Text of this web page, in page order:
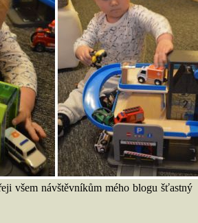
všem návštěvníkům mého blogu šťastný